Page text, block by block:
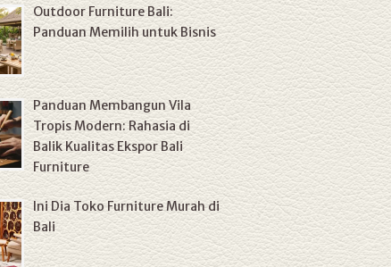
Outdoor Furniture Bali:
Panduan Memilih untuk Bisnis
Panduan Membangun Vila
Tropis Modern: Rahasia di
Balik Kualitas Ekspor Bali
Furniture
Ini Dia Toko Furniture Murah di
Bali